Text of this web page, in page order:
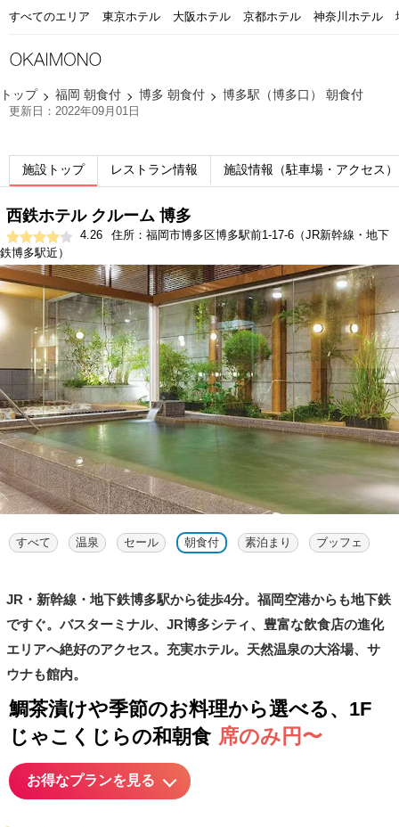
すべてのエリア 東京ホテル 大阪ホテル 京都ホテル 神奈川ホテル
トップ 福岡 朝食付 博多 朝食付 博多駅（博多口） 朝食付
更新日：2022年09月01日
施設トップ レストラン情報 施設情報（駐車場・アクセス）
西鉄ホテル クルーム 博多
4.26
住所：福岡市博多区博多駅前1-17-6（JR新幹線・地下
鉄博多駅近）
すべて 温泉 セール 朝食付 素泊まり ブッフェ
JR・新幹線・地下鉄博多駅から徒歩4分。福岡空港からも地下鉄
ですぐ。バスターミナル、JR博多シティ、豊富な飲食店の進化
エリアへ絶好のアクセス。充実ホテル。天然温泉の大浴場、サ
ウナも館内。
鯛茶漬けや季節のお料理から選べる、1F
じゃこくじらの和朝食 席のみ円〜
お得なプランを見る